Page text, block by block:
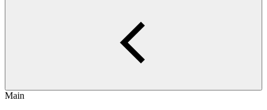
Main